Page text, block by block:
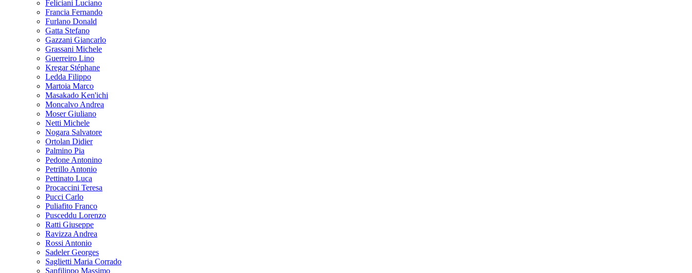
Feliciani Luciano
Francia Fernando
Furlano Donald
Gatta Stefano
Gazzani Giancarlo
Grassani Michele
Guerreiro Lino
Kregar Stéphane
Ledda Filippo
Martoia Marco
Masakado Ken'ichi
Moncalvo Andrea
Moser Giuliano
Netti Michele
Nogara Salvatore
Ortolan Didier
Palmino Pia
Pedone Antonino
Petrillo Antonio
Pettinato Luca
Procaccini Teresa
Pucci Carlo
Puliafito Franco
Pusceddu Lorenzo
Ratti Giuseppe
Ravizza Andrea
Rossi Antonio
Sadeler Georges
Saglietti Maria Corrado
Sanfilippo Massimo